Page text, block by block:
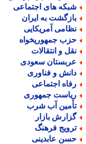
های اجتماعی
به ایران
آمریکایی
جمهوریخواه
و انتقالات
سعودی
و فناوری
اجتماعی
جمهوری
آب شرب
بازار
فرهنگ
عابدینی